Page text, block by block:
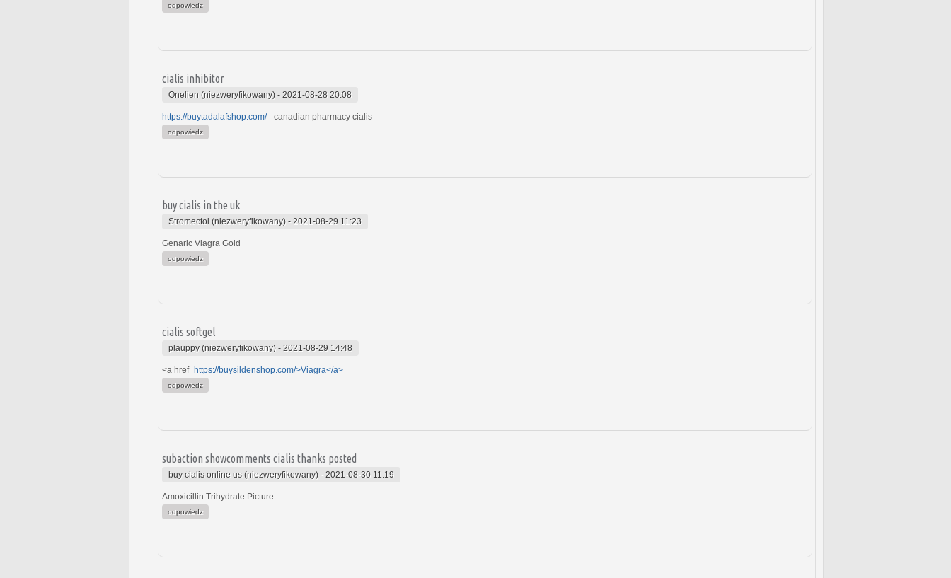
odpowiedz
cialis inhibitor
Onelien (niezweryfikowany) - 2021-08-28 20:08
https://buytadalafshop.com/- canadian pharmacy cialis
odpowiedz
buy cialis in the uk
Stromectol (niezweryfikowany) - 2021-08-29 11:23
Genaric Viagra Gold
odpowiedz
cialis softgel
plauppy (niezweryfikowany) - 2021-08-29 14:48
<a href=https://buysildenshop.com/>Viagra</a>
odpowiedz
subaction showcomments cialis thanks posted
buy cialis online us (niezweryfikowany) - 2021-08-30 11:19
Amoxicillin Trihydrate Picture
odpowiedz